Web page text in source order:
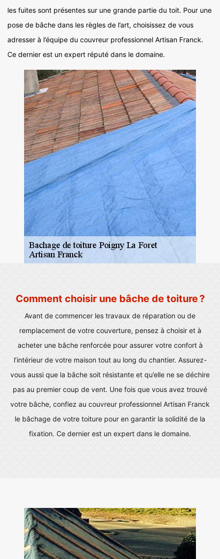
les fuites sont présentes sur une grande partie du toit. Pour une
pose de bâche dans les règles de l’art, choisissez de vous
adresser à l’équipe du couvreur professionnel Artisan Franck.
Ce dernier est un expert réputé dans le domaine.
Comment choisir une bâche de toiture ?
Avant de commencer les travaux de réparation ou de
remplacement de votre couverture, pensez à choisir et à
acheter une bâche renforcée pour assurer votre confort à
l’intérieur de votre maison tout au long du chantier. Assurez-
vous aussi que la bâche soit résistante et qu’elle ne se déchire
pas au premier coup de vent. Une fois que vous avez trouvé
votre bâche, confiez au couvreur professionnel Artisan Franck
le bâchage de votre toiture pour en garantir la solidité de la
fixation. Ce dernier est un expert dans le domaine.